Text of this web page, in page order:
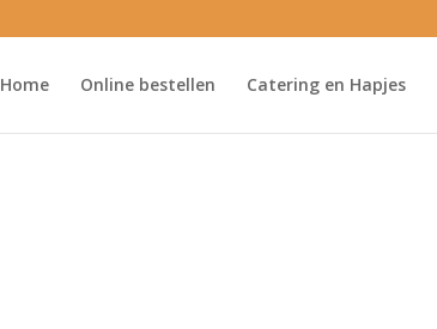
Home Online bestellen Catering en Hapjes